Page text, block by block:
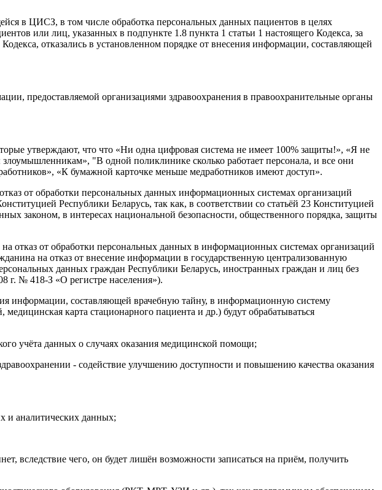
в ЦИСЗ, в том числе обработка персональных данных пациентов в целях
или лиц, указанных в подпункте 1.8 пункта 1 статьи 1 настоящего Кодекса, за
отказались в установленном порядке от внесения информации, составляющей
предоставляемой организациями здравоохранения в правоохранительные органы
утверждают, что что «Ни одна цифровая система не имеет 100% защиты!», «Я не
"В одной поликлинике сколько работает персонала, и все они
«К бумажной карточке меньше медработников имеют доступ».
от обработки персональных данных информационных системах организаций
Республики Беларусь, так как, в соответствии со статьёй 23 Конституцией
законом, в интересах национальной безопасности, общественного порядка, защиты
отказ от обработки персональных данных в информационных системах организаций
на отказ от внесение информации в государственную централизованную
данных граждан Республики Беларусь, иностранных граждан и лиц без
г. № 418-З «О регистре населения»).
информации, составляющей врачебную тайну, в информационную систему
карта стационарного пациента и др.) будут обрабатываться
учёта данных о случаях оказания медицинской помощи;
- содействие улучшению доступности и повышению качества оказания
и аналитических данных;
вследствие чего, он будет лишён возможности записаться на приём, получить